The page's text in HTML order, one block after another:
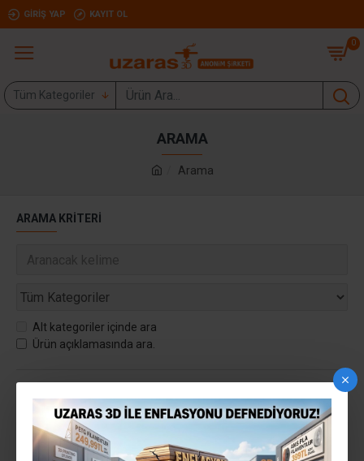
GIRIŞ YAP KAYIT OL
0
Tüm Kategoriler
Arama
ARAMA
ARAMA KRITERI
Alt kategoriler içinde ara
Ürün açıklamasında ara.
ARAMA
ARAMA KRITERLERINE UYGUN ÜRÜNLER